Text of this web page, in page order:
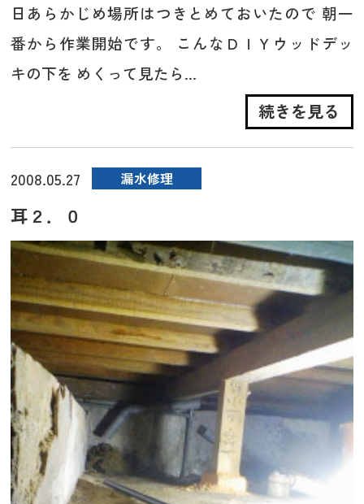
日あらかじめ場所はつきとめておいたので 朝一
番から作業開始です。 こんなＤＩＹウッドデッ
キの下を めくって見たら...
続きを見る
2008.05.27 漏水修理
耳２．０